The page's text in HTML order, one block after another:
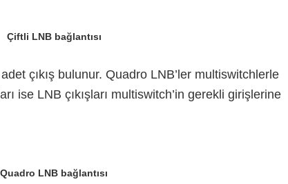
Çiftli LNB bağlantısı
çıkış bulunur. Quadro LNB’ler multiswitchlerle
ise LNB çıkışları multiswitch’in gerekli girişlerine
Quadro LNB bağlantısı